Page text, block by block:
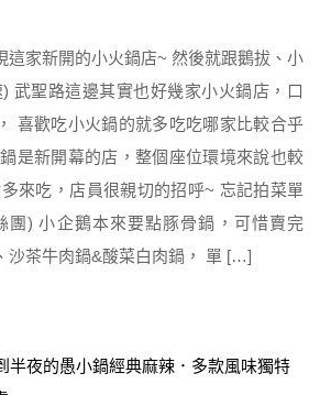
這家新開的小火鍋店~ 然後就跟鵝拔、小
武聖路這邊其實也好幾家小火鍋店，口
喜歡吃小火鍋的就多吃吃哪家比較合乎
是新開幕的店，整個座位環境來說也較
來吃，店員很親切的招呼~ 忘記拍菜單
團) 小企鵝本來要點豚骨鍋，可惜賣完
沙茶牛肉鍋&酸菜白肉鍋， 單 […]